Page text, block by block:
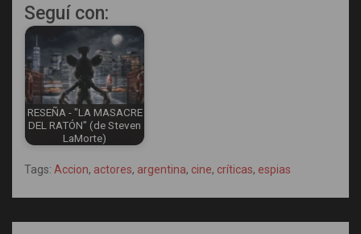
Seguí con:
RESEÑA - "LA MASACRE
DEL RATÓN" (de Steven
LaMorte)
Tags: Accion, actores, argentina, cine, críticas, espias